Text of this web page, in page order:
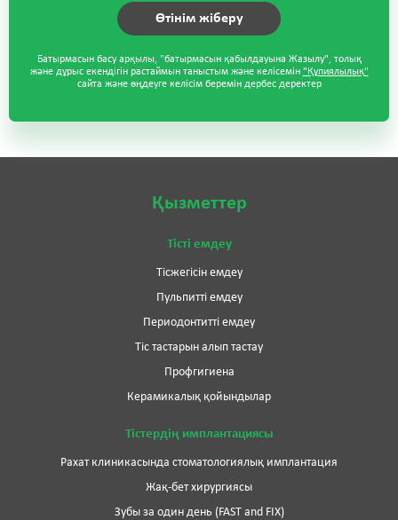
Батырмасын басу арқылы, "батырмасын қабылдауына Жазылу", толық
және дұрыс екендігін растаймын таныстым және келісемін "Құпиялылық"
сайта және өңдеуге келісім беремін дербес деректер
Қызметтер
Тісті емдеу
Тісжегісін емдеу
Пульпитті емдеу
Периодонтитті емдеу
Тіс тастарын алып тастау
Профгигиена
Керамикалық қойындылар
Тістердің имплантациясы
Рахат клиникасында стоматологиялық имплантация
Жақ-бет хирургиясы
Зубы за один день (FAST and FIX)